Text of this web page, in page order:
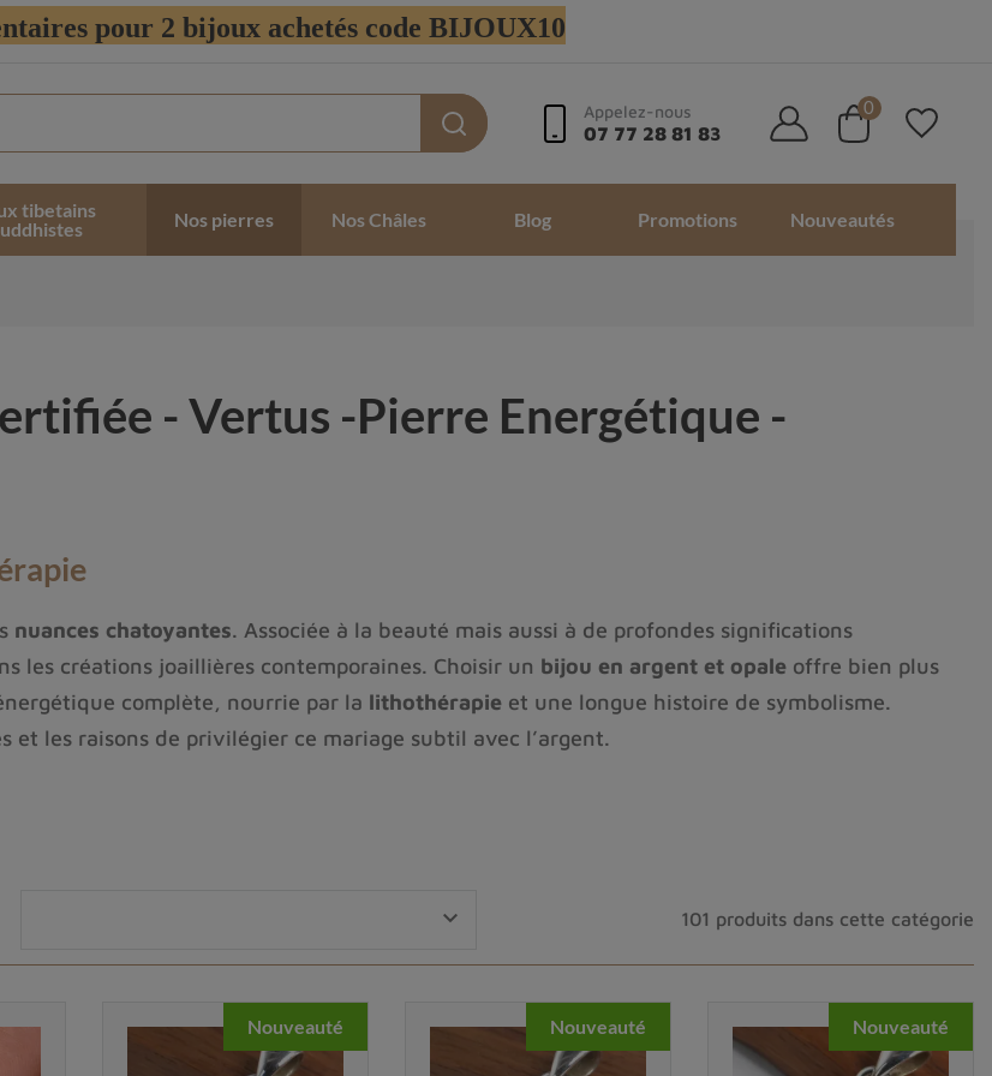
pour 2 bijoux achetés code BIJOUX10
Appelez-nous
07 77 28 81 83
0
tibetains
Nos pierres Nos Châles Blog Promotions Nouveautés
- Vertus -Pierre Energétique -
nuances chatoyantes. Associée à la beauté mais aussi à de profondes significations
les créations joaillières contemporaines. Choisir un bijou en argent et opale offre bien plus
complète, nourrie par la lithothérapie et une longue histoire de symbolisme.
et les raisons de privilégier ce mariage subtil avec l’argent.
et un jeu de lumières inimitable, faisant de chaque gemme une pièce unique.
l’opale à lachance, à lapuretéet à laclairvoyance. Selon certains mythes grecs et romains,
œil. Ce riche héritage nourrit encore aujourd’hui lasignification et le symbolisme de
101 produits dans cette catégorie

Nouveauté Nouveauté Nouveauté